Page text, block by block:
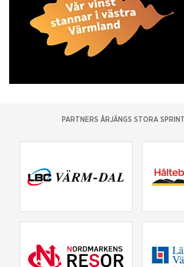
PARTNERS ÅRJÄNGS STORA